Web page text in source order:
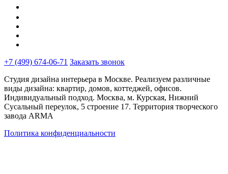
+7 (499) 674-06-71 Заказать звонок
Студия дизайна интерьера в Москве. Реализуем различные
виды дизайна: квартир, домов, коттеджей, офисов.
Индивидуальный подход. Москва, м. Курская, Нижний
Сусальный переулок, 5 строение 17. Территория творческого
завода ARMA
Политика конфиденциальности